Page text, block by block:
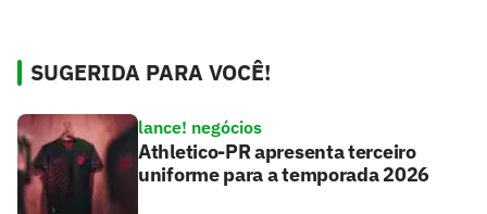
SUGERIDA PARA VOCÊ!
lance! negócios
Athletico-PR apresenta terceiro
uniforme para a temporada 2026